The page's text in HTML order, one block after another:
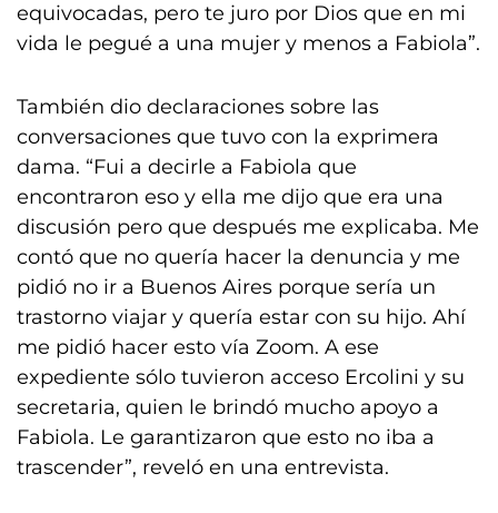
equivocadas, pero te juro por Dios que en mi
vida le pegué a una mujer y menos a Fabiola”.
También dio declaraciones sobre las
conversaciones que tuvo con la exprimera
dama. “Fui a decirle a Fabiola que
encontraron eso y ella me dijo que era una
discusión pero que después me explicaba. Me
contó que no quería hacer la denuncia y me
pidió no ir a Buenos Aires porque sería un
trastorno viajar y quería estar con su hijo. Ahí
me pidió hacer esto vía Zoom. A ese
expediente sólo tuvieron acceso Ercolini y su
secretaria, quien le brindó mucho apoyo a
Fabiola. Le garantizaron que esto no iba a
trascender”, reveló en una entrevista.